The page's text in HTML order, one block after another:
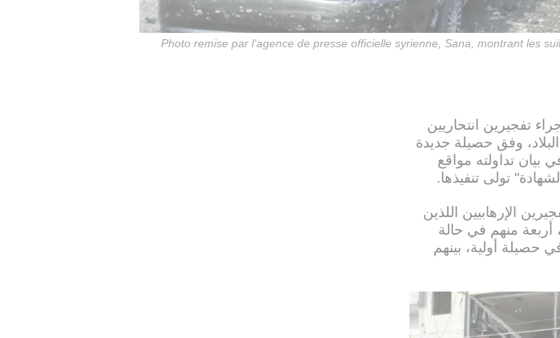
Photo remise par l'agence de presse officielle syrienne, Sana, montrant les
تفجيرين انتحاريين
وفق حصيلة جديدة
بيان تداولته مواقع
تولى تنفيذها.
الإرهابيين اللذين
من مئة جريح، أربعة منهم في حالة
البرازي أفاد بمقتل 17 شخصا في حصيلة أولية، بينهم